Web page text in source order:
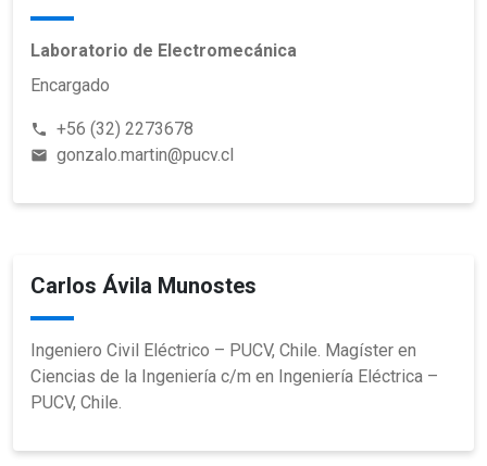
Laboratorio de Electromecánica
Encargado
phone +56 (32) 2273678
email gonzalo.martin@pucv.cl
Carlos Ávila Munostes
Ingeniero Civil Eléctrico – PUCV, Chile. Magíster en
Ciencias de la Ingeniería c/m en Ingeniería Eléctrica –
PUCV, Chile.